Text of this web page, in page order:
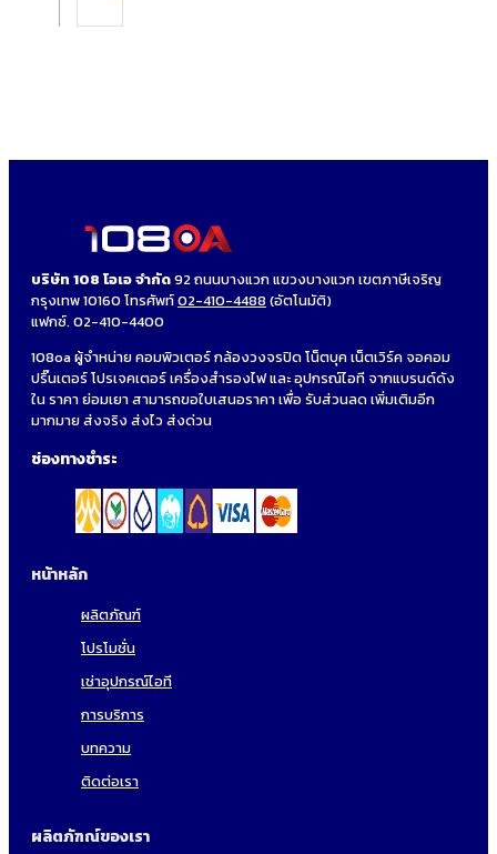
บริษัท 108 โอเอ จำกัด92 ถนนบางแวก แขวงบางแวก เขตภาษีเจริญ
กรุงเทพ 10160 โทรศัพท์02-410-4488 (อัตโนมัติ)
แฟกซ์. 02-410-4400
108oa ผู้จำหน่าย คอมพิวเตอร์ กล้องวงจรปิด โน็ตบุค เน็ตเวิร์ค จอคอม
ปริ๊นเตอร์ โปรเจคเตอร์ เครื่องสำรองไฟ และ อุปกรณ์ไอที จากแบรนด์ดัง
ใน ราคา ย่อมเยา สามารถขอใบเสนอราคา เพื่อ รับส่วนลด เพิ่มเติมอีก
มากมาย ส่งจริง ส่งไว ส่งด่วน
ช่องทางชำระ
หน้าหลัก
ผลิตภัณฑ์
โปรโมชั่น
เช่าอุปกรณ์ไอที
การบริการ
บทความ
ติดต่อเรา
ผลิตภัฑณ์ของเรา